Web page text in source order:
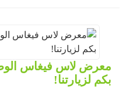
بكم لزيارتنا!